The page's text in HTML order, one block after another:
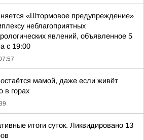
«Штормовое предупреждение»
неблагоприятных
явлений, объявленное 5
с 19:00
мамой, даже если живёт
в горах
итоги суток. Ликвидировано 13